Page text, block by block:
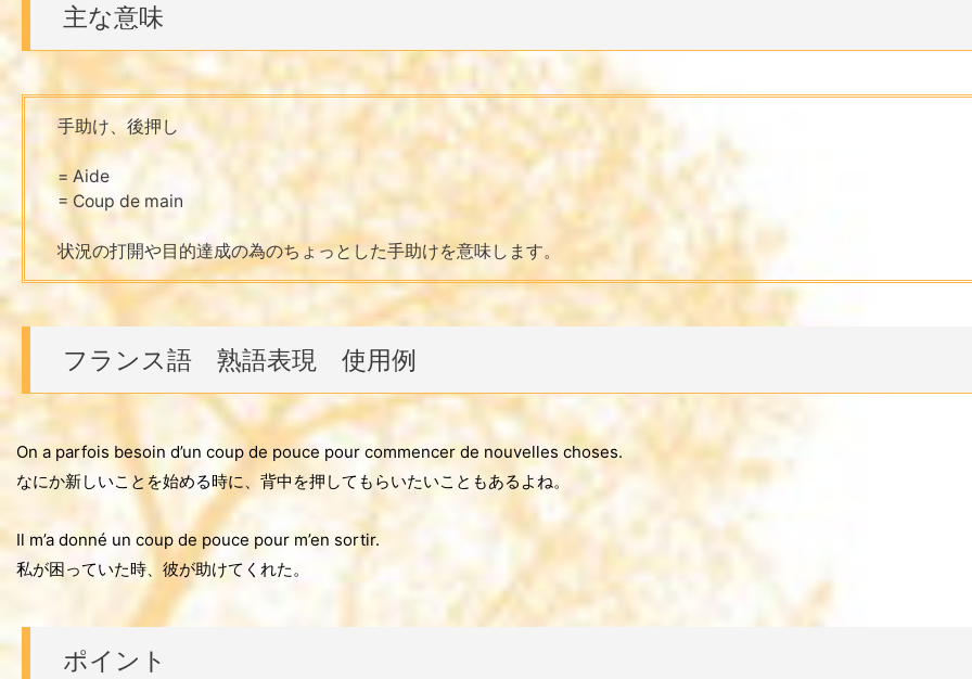
主な意味
手助け、後押し
= Aide
= Coup de main
状況の打開や目的達成の為のちょっとした手助けを意味します。
フランス語 熟語表現 使用例
On a parfois besoin d’un coup de pouce pour commencer de nouvelles choses.
なにか新しいことを始める時に、背中を押してもらいたいこともあるよね。
Il m’a donné un coup de pouce pour m’en sortir.
私が困っていた時、彼が助けてくれた。
ポイント